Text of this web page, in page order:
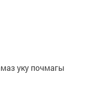
уку почмагы